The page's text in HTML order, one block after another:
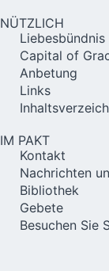
NÜTZLICH
Liebesbündnis
Capital of
Anbetung
Links
IM PAKT
Kontakt
Nachrichten
Bibliothek
Gebete
Besuchen Sie